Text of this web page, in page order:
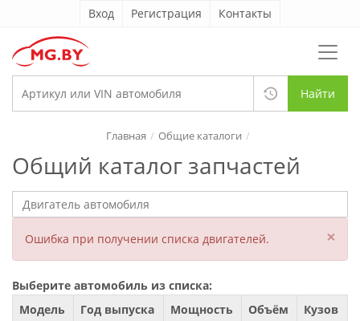
Вход Регистрация Контакты
Найти
Общий каталог запчастей
Главная Общие каталоги
Ошибка при получении списка двигателей. ×
Выберите автомобиль из списка:
Модель
Год выпуска Мощность Объём Кузов